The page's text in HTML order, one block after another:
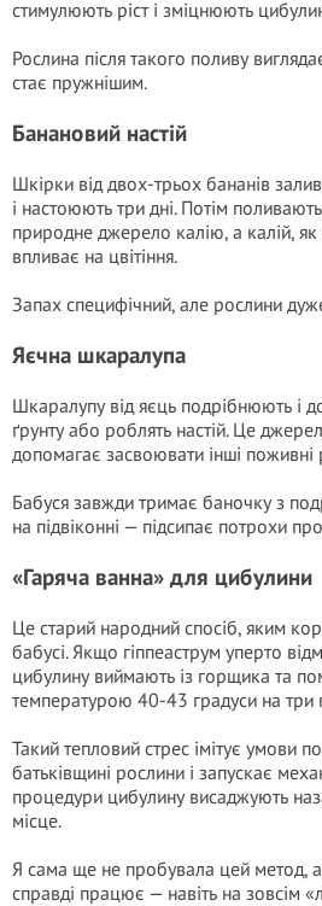
стимулюють ріст і зміцнюють
Рослина після такого поливу
стає пружнішим.
Банановий настій
Шкірки від двох-трьох бананів
і настоюють три дні. Потім
природне джерело калію, а калій,
впливає на цвітіння.
Запах специфічний, але рослини
Яєчна шкаралупа
Шкаралупу від яєць подрібнюють і
ґрунту або роблять настій. Це
допомагає засвоювати інші поживні
Бабуся завжди тримає баночку з
на підвіконні — підсипає потрохи
«Гаряча ванна» для цибулини
Це старий народний спосіб, яким
бабусі. Якщо гіппеаструм уперто
цибулину виймають із горщика та
температурою 40-43 градуси на три
Такий тепловий стрес імітує умови
батьківщині рослини і запускає
процедури цибулину висаджують
місце.
Я сама ще не пробувала цей метод,
справді працює — навіть на зовсім